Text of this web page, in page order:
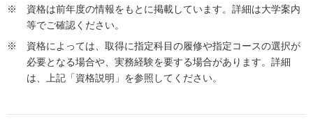
資格は前年度の情報をもとに掲載しています。詳細は大学案内
等でご確認ください。
資格によっては、取得に指定科目の履修や指定コースの選択が
必要となる場合や、実務経験を要する場合があります。詳細
は、上記「資格説明」を参照してください。